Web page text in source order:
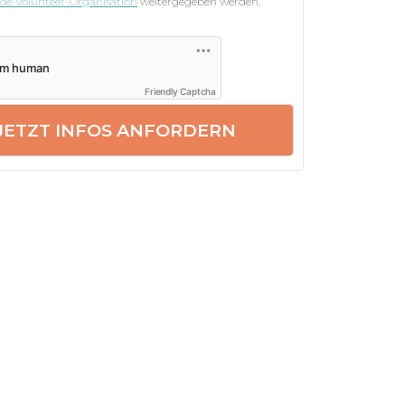
Friendly Captcha